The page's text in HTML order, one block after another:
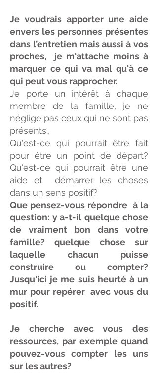
Je voudrais apporter une aide
envers les personnes présentes
dans l’entretien mais aussi à vos
proches, je m'attache moins à
marquer ce qui va mal qu'à ce
qui peut vous rapprocher.
Je porte un intérêt à chaque
membre de la famille, je ne
néglige pas ceux qui ne sont pas
présents.,
Qu'est-ce qui pourrait être fait
pour être un point de départ?
Qu'est-ce qui pourrait être une
aide et démarrer les choses
dans un sens positif?
Que pensez-vous répondre à la
question: y a-t-il quelque chose
de vraiment bon dans votre
famille? quelque chose sur
laquelle chacun puisse
construire ou compter?
Jusqu'ici je me suis heurté à un
mur pour repérer avec vous du
positif.
Je cherche avec vous des
ressources, par exemple quand
pouvez-vous compter les uns
sur les autres?